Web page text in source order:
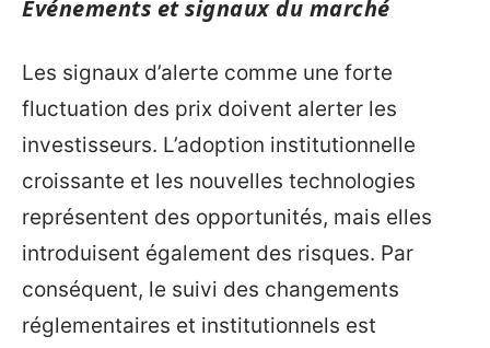
Événements et signaux du marché
Les signaux d’alerte comme une forte
fluctuation des prix doivent alerter les
investisseurs. L’adoption institutionnelle
croissante et les nouvelles technologies
représentent des opportunités, mais elles
introduisent également des risques. Par
conséquent, le suivi des changements
réglementaires et institutionnels est